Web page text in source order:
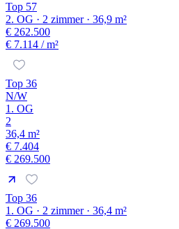
Top 57
2. OG · 2 zimmer · 36,9 m²
€ 262.500
€ 7.114 / m²
Top 36
N/W
1. OG
2
36,4 m²
€ 7.404
€ 269.500
Top 36
1. OG · 2 zimmer · 36,4 m²
€ 269.500